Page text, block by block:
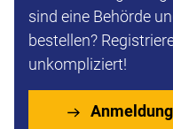
sind eine Behörde
bestellen?
unkompliziert!